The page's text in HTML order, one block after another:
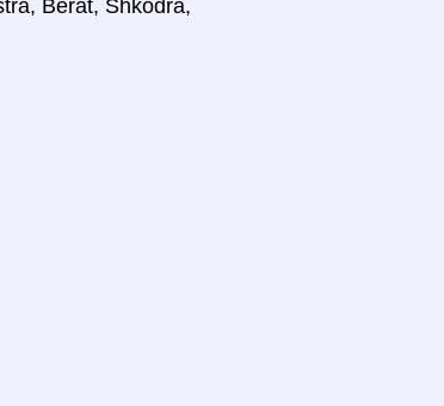
Berat, Shkodra,